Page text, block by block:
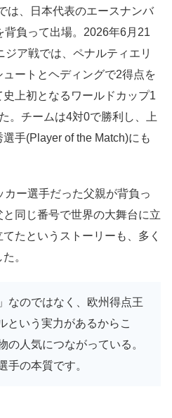
は、日本代表のエースナンバ
背負って出場。2026年6月21
ジア戦では、ペナルティエリ
ートとヘディングで2得点を
上初となるワールドカップ1
。チームは4対0で勝利し、上
手(Player of the Match)にも
ー選手だった父親が背負っ
同じ番号で世界の大舞台に立
たというストーリーも、多く
。
なのではなく、欧州得点王
という実力があるからこ
の人気につながっている。
手の本質です。